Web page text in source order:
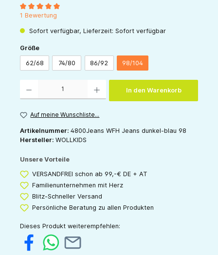
Durchschnittliche Bewertung von 5 von 5 Sternen
1 Bewertung
Sofort verfügbar, Lieferzeit: Sofort verfügbar
Größeauswählen
62/68 74/80 86/92 98/104
In den Warenkorb
Auf meine Wunschliste...
Artikelnummer: 4800Jeans WFH Jeans dunkel-blau 98
Hersteller: WOLLKIDS
Unsere Vorteile
VERSANDFREI schon ab 99,-€ DE + AT
Familienunternehmen mit Herz
Blitz-Schneller Versand
Persönliche Beratung zu allen Produkten
Dieses Produkt weiterempfehlen: